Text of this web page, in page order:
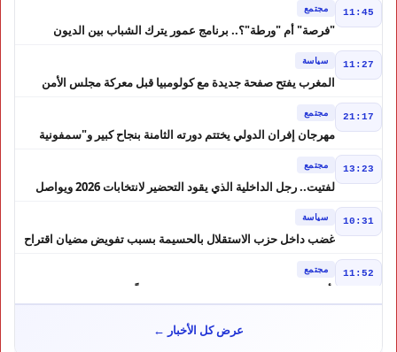
11:45 مجتمع
"فرصة" أم "ورطة"؟.. برنامج عمور يترك الشباب بين الديون
11:27 سياسة
المغرب يفتح صفحة جديدة مع كولومبيا قبل معركة مجلس الأمن
21:17 مجتمع
مهرجان إفران الدولي يختتم دورته الثامنة بنجاح كبير و"سمفونية
13:23 مجتمع
لفتيت.. رجل الداخلية الذي يقود التحضير لانتخابات 2026 ويواصل
10:31 سياسة
غضب داخل حزب الاستقلال بالحسيمة بسبب تفويض مضيان اقتراح
11:52 مجتمع
تأجيل محاكمة "إسكوبار الصحراء" استئنافياً واستدعاء جميع المتهمين
في حالة سراح
شوكي يعيد وعود الأحرار.. والمغاربة يطالبون بحساب وعود 2021
عرض كل الأخبار ←